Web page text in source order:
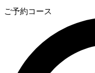
ご予約コース